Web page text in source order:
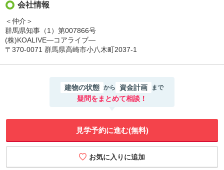
会社情報
＜仲介＞
群馬県知事（1）第007866号
(株)KOALIVE―コアライブ―
〒370-0071 群馬県高崎市小八木町2037-1
建物の状態 から 資金計画 まで
疑問をまとめて相談！
見学予約に進む(無料)